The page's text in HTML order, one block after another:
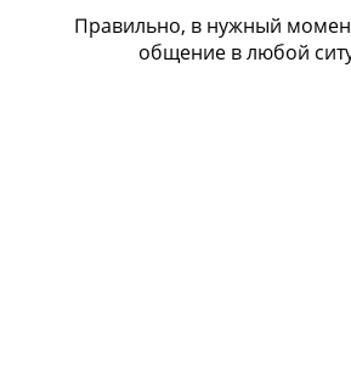
Правильно, в нужный
общение в любой